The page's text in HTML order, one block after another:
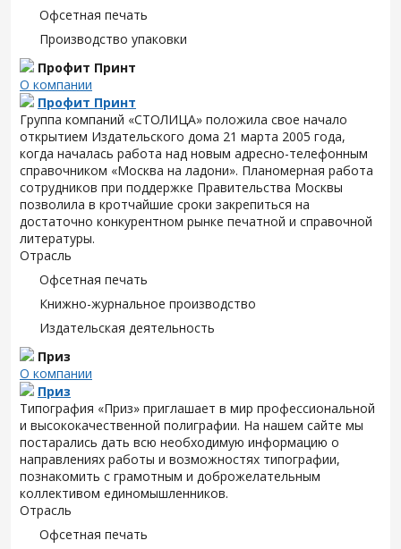
Офсетная печать
Производство упаковки
Профит Принт
О компании
Профит Принт
Группа компаний «СТОЛИЦА» положила свое начало
открытием Издательского дома 21 марта 2005 года,
когда началась работа над новым адресно-телефонным
справочником «Москва на ладони». Планомерная работа
сотрудников при поддержке Правительства Москвы
позволила в кротчайшие сроки закрепиться на
достаточно конкурентном рынке печатной и справочной
литературы.
Отрасль
Офсетная печать
Книжно-журнальное производство
Издательская деятельность
Приз
О компании
Приз
Типография «Приз» приглашает в мир профессиональной
и высококачественной полиграфии. На нашем сайте мы
постарались дать всю необходимую информацию о
направлениях работы и возможностях типографии,
познакомить с грамотным и доброжелательным
коллективом единомышленников.
Отрасль
Офсетная печать